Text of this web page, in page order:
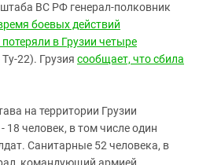
ВС РФ генерал-полковник
боевых действий
в Грузии четыре
22). Грузия сообщает, что сбила
на территории Грузии
18 человек, в том числе один
Санитарные 52 человека, в